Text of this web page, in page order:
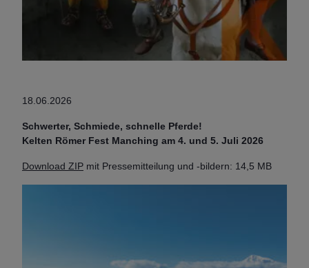
18.06.2026
Schwerter, Schmiede, schnelle Pferde!
Kelten Römer Fest Manching am 4. und 5. Juli 2026
Download ZIP mit Pressemitteilung und -bildern: 14,5 MB